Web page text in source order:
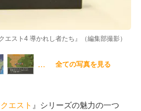
エスト4 導かれし者たち』（編集部撮影）
… 全ての写真を見る
エスト 』シリーズの魅力の一つ